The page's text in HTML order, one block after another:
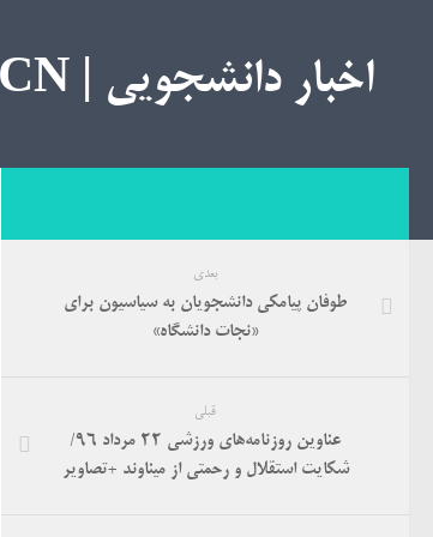
اخبار دانشجویی | ICN
بعدی
طوفان پیامکی دانشجویان به سیاسیون برای
«نجات دانشگاه»
قبلی
عناوین روزنامه‌های ورزشی ۲۲ مرداد ۹۶/
شکایت استقلال و رحمتی از میناوند +تصاویر